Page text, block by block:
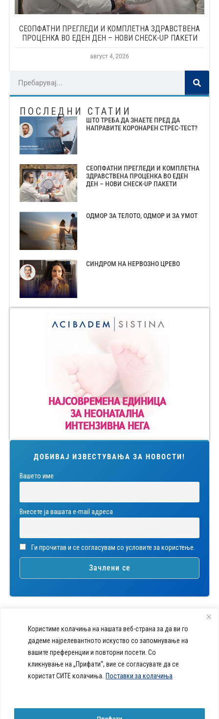
Користиме колачиња на нашата веб-страна за да ви го
дадеме најрелевантното искуство со запомнување на
вашите преференции и повторни посети. Со
кликнување на „Прифати“, вие се согласувате да се
користат СИТЕ колачиња. Поставки за колачиња
СЕОПФАТНИ ПРЕГЛЕДИ И КОМПЛЕТНА ЗДРАВСТВЕНА
ПРОЦЕНКА ВО ЕДЕН ДЕН – НОВИ CHECK-UP ПАКЕТИ
август 4, 2026
ПОСЛЕДНИ СТАТИИ
ШТО ТРЕБА ДА ЗНАЕТЕ ПРЕД ДА
НАПРАВИТЕ КОРОНАРЕН СТРЕС-ТЕСТ?
СЕОПФАТНИ ПРЕГЛЕДИ И КОМПЛЕТНА
ЗДРАВСТВЕНА ПРОЦЕНКА ВО ЕДЕН
ДЕН – НОВИ CHECK-UP ПАКЕТИ
ОДМОР ЗА ТЕЛОТО, ОДМОР И ЗА УМОТ
СИНДРОМ НА НЕРВОЗНО ЦРЕВО
ДОБИВАЈ ИЗВЕСТУВАЊА ЗА НОВОСТИ!
Вашето име
Внесете ја вашата е-mail адреса
Ги прочитав и се согласувам со условите за користење.
Daily Dose Of Health -
портал кој ќе ви ги одговори
callcenter@acibademsistina.mk
+ 389 2 30 99 500